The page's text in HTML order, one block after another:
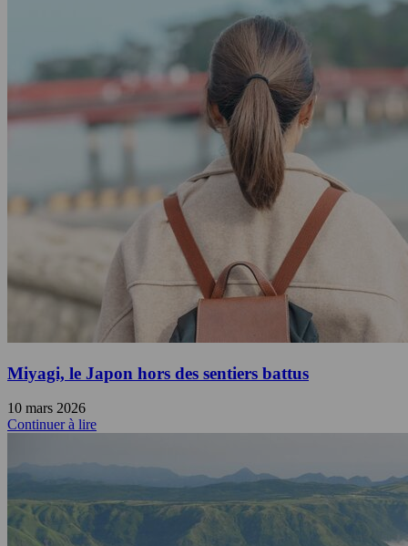
Miyagi, le Japon hors des sentiers battus
10 mars 2026
Continuer à lire